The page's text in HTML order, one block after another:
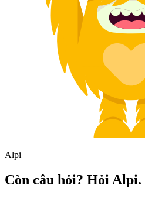
Alpi
Còn câu hỏi? Hỏi Alpi.